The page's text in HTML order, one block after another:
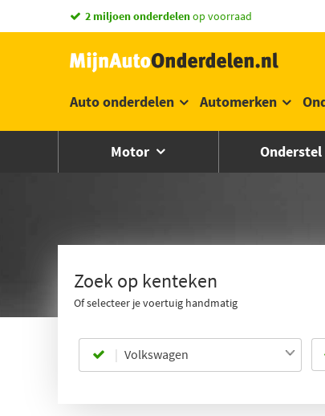
vandaag besteld,morgen in huis *
Auto onderdelen Automerken
Motor Onderstel
Zoek op kenteken
Of selecteer je voertuig handmatig
Volkswagen